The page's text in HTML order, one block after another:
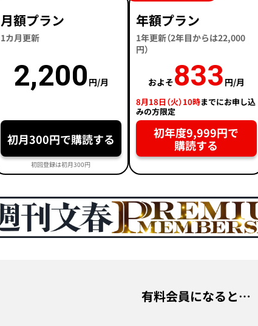
月額プラン
1カ月更新
2,200 円/月
初月300円で購読する
初回登録は初月300円
年額プラン
1年更新（2年目からは22,000
円）
およそ833 円/月
8月18日（火）10時までにお申し込
みの方限定
初年度9,999円で
購読する
有料会員になると…